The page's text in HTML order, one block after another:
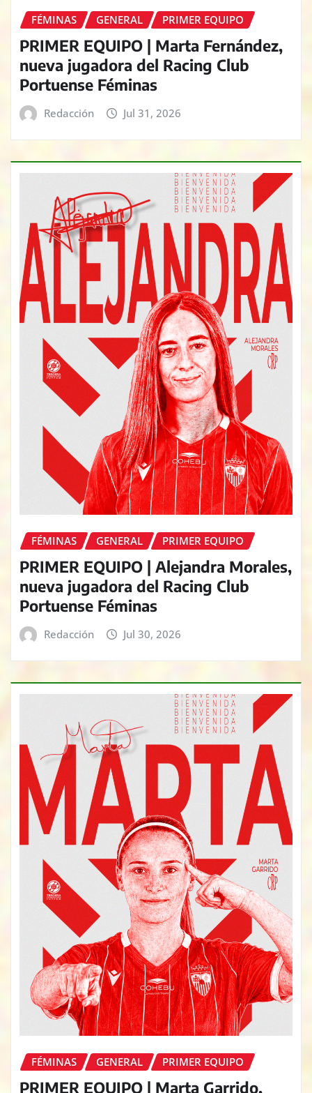
FÉMINAS GENERAL PRIMER EQUIPO
PRIMER EQUIPO | Marta Fernández,
nueva jugadora del Racing Club
Portuense Féminas
Redacción Jul 31, 2026
FÉMINAS GENERAL PRIMER EQUIPO
PRIMER EQUIPO | Alejandra Morales,
nueva jugadora del Racing Club
Portuense Féminas
Redacción Jul 30, 2026
FÉMINAS GENERAL PRIMER EQUIPO
PRIMER EQUIPO | Marta Garrido,